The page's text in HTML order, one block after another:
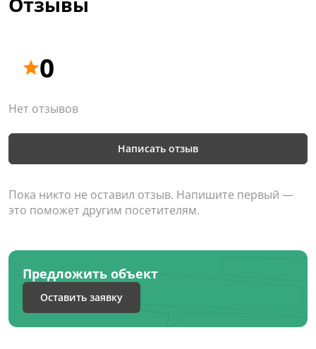
0
Нет отзывов
Написать отзыв
Пока никто не оставил отзыв. Напишите первый —
это поможет другим посетителям.
Предложить объект
Оставить заявку